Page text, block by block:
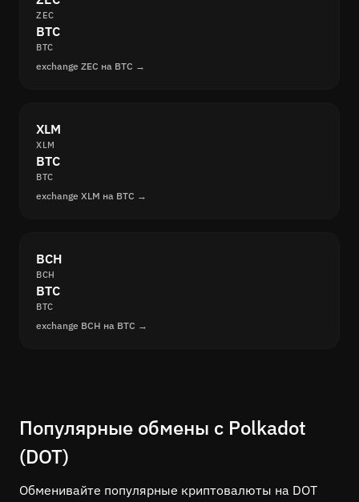
ZEC
BTC
BTC
exchange ZEC на BTC →
XLM
XLM
BTC
BTC
exchange XLM на BTC →
BCH
BCH
BTC
BTC
exchange BCH на BTC →
Популярные обмены с Polkadot
(DOT)
Обменивайте популярные криптовалюты на DOT